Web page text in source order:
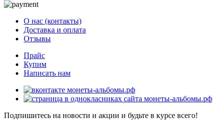
О нас (контакты)
Доставка и оплата
Отзывы
Прайс
Купим
Написать нам
Подпишитесь на новости и акции и будьте в курсе всего!